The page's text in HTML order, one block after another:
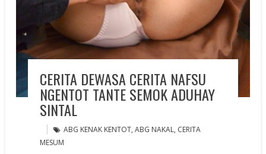
CERITA DEWASA CERITA NAFSU
NGENTOT TANTE SEMOK ADUHAY
SINTAL
ABG KENAK KENTOT,ABG NAKAL, CERITA
MESUM